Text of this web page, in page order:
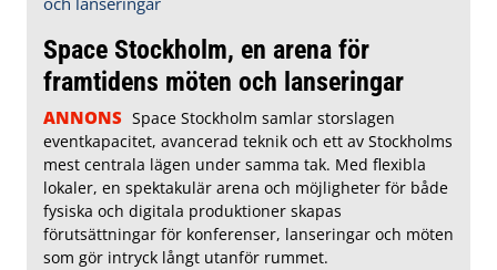
Space Stockholm, en arena för
framtidens möten och lanseringar
ANNONS Space Stockholm samlar storslagen
eventkapacitet, avancerad teknik och ett av Stockholms
mest centrala lägen under samma tak. Med flexibla
lokaler, en spektakulär arena och möjligheter för både
fysiska och digitala produktioner skapas
förutsättningar för konferenser, lanseringar och möten
som gör intryck långt utanför rummet.